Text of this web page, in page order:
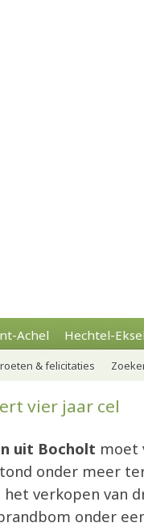
Achel Hechtel-
& felicitaties
vier jaar cel
uit Bocholt moet
onder meer
het verkopen van
onder